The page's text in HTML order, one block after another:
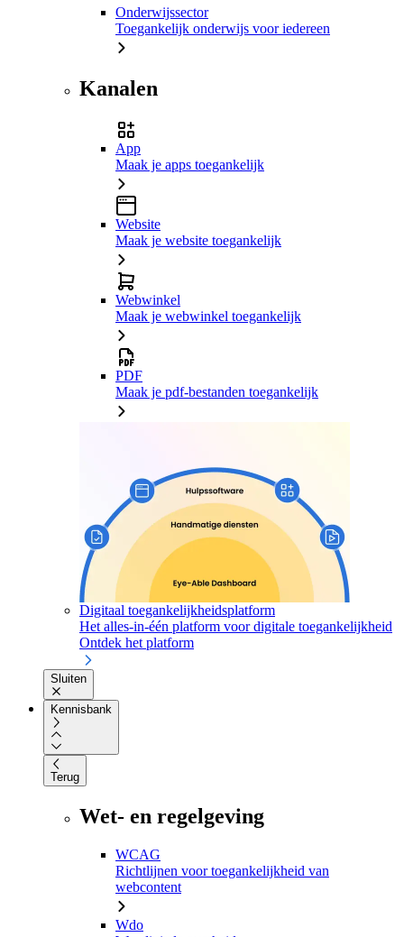
Onderwijssector
Toegankelijk onderwijs voor iedereen
Kanalen
App
Maak je apps toegankelijk
Website
Maak je website toegankelijk
Webwinkel
Maak je webwinkel toegankelijk
PDF
Maak je pdf-bestanden toegankelijk
Digitaal toegankelijkheidsplatform
Het alles-in-één platform voor digitale toegankelijkheid
Ontdek het platform
Sluiten
Kennisbank
Terug
Wet- en regelgeving
WCAG
Richtlijnen voor toegankelijkheid van
webcontent
Wdo